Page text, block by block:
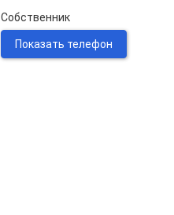
Собственник
Показать телефон